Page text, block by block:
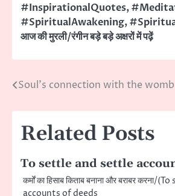
#InspirationalQuotes,
#SpiritualAwakening,
आज की मुरली/रंगीन बड़े बड़े अक्षरों में पढ़ें
Post
navigation
Soul’s connection with the womb
Related Posts
To settle and settle
कर्मों का हिसाब किताब बनाना और बराबर
accounts of deeds